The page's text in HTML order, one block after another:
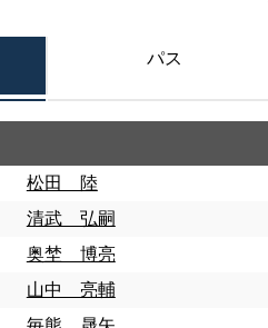
パス
松田 陸
清武 弘嗣
奥埜 博亮
山中 亮輔